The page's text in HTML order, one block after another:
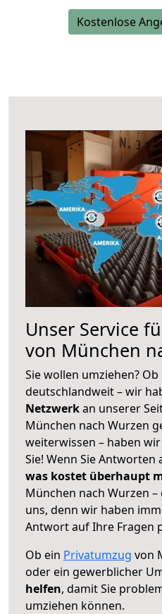
Kostenlose
Unser Service
von München
Sie wollen umziehen?
deutschlandweit – wir
Netzwerkan unserer
München nach Wurzen
weiterwissen – haben
Sie! Wenn Sie
was kostet überhaupt
München nach Wurzen
uns, denn wir haben
Antwort auf Ihre Fragen
Ob ein Privatumzug von
oder ein gewerblicher
helfen, damit Sie
umziehen können.